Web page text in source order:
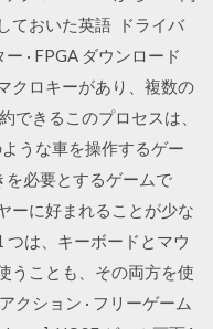
ておいた英語 ドライバ
· FPGA ダウンロード
クロキーがあり、複数の
できるこのプロセスは、
うな車を操作するゲー
を必要とするゲームで
ーに好まれることが少な
つは、キーボードとマウ
うことも、その両方を使
クション · フリーゲーム